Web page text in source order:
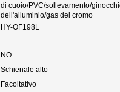
di cuoio/PVC/sollevamento/
dell'alluminio/gas del cromo
HY-OF198L
NO
Schienale alto
Facoltativo